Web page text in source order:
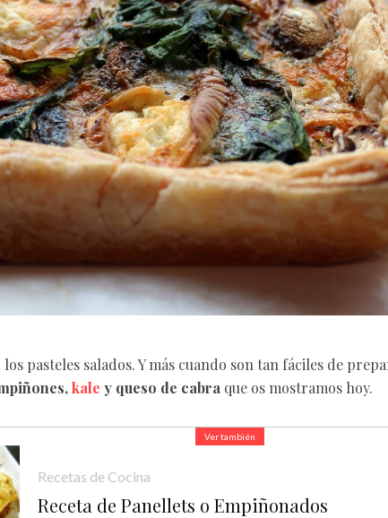
pasteles salados. Y más cuando son tan fáciles de
kale y queso de cabra que os mostramos hoy.
Ver también
Recetas de Cocina
Receta de Panellets o Empiñonados